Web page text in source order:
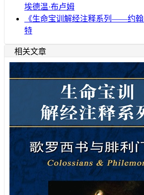
埃德温·布卢姆
《生命宝训解经注释系列——约翰
特
相关文章